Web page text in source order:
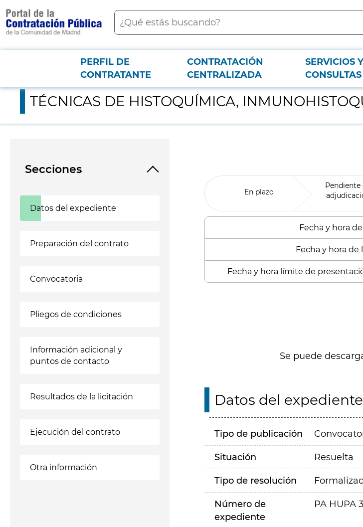
contenido
principal
Buscar
Menú PCON
PERFIL DE
CONTRATANTE
CONTRATACIÓN
CENTRALIZADA
SERVICIOS Y
CONSULTAS
TÉCNICAS DE HISTOQUÍMICA, INMUNOHISTOQUÍMICA, INMUNOFLUORESCENCIA
TÉCNICAS DE HISTOQUÍMICA,
Secciones
Datos del expediente
Preparación del contrato
Convocatoria
Pliegos de condiciones
Información adicional y
puntos de contacto
Resultados de la licitación
Ejecución del contrato
Otra información
En plazo
Pendiente
Fecha y hora
Fecha y hora de
Fecha y hora límite de
Se puede
Datos del expediente
Tipo de publicación
Situación Resuelta
Tipo de resolución
Número de
expediente
PA HUPA